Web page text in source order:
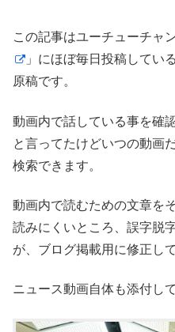
この記事はユーチューチャ
」にほぼ毎日投稿してい
原稿です。
動画内で話している事を確
と言ってたけどいつの動画
検索できます。
動画内で読むための文章を
読みにくいところ、誤字脱
が、ブログ掲載用に修正し
ニュース動画自体も添付し